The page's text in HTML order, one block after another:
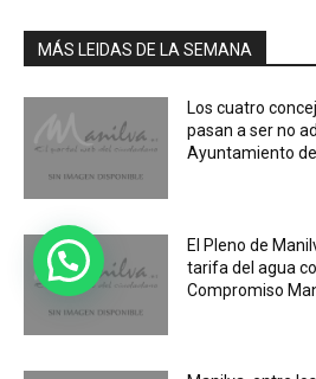
MÁS LEIDAS DE LA SEMANA
Los cuatro
pasan a ser no
Ayuntamiento
El Pleno de
tarifa del agua
Compromiso